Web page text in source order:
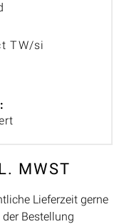
TW/si
MWST
Lieferzeit gerne
Bestellung